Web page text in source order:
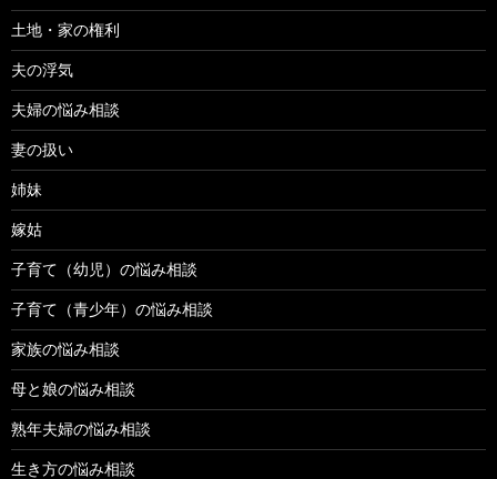
土地・家の権利
夫の浮気
夫婦の悩み相談
妻の扱い
姉妹
嫁姑
子育て（幼児）の悩み相談
子育て（青少年）の悩み相談
家族の悩み相談
母と娘の悩み相談
熟年夫婦の悩み相談
生き方の悩み相談